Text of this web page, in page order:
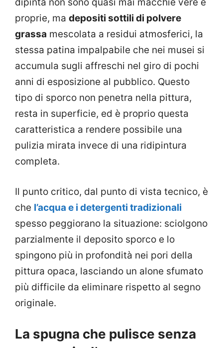
dipinta non sono quasi mai macchie vere e
proprie, ma depositi sottili di polvere
grassa mescolata a residui atmosferici, la
stessa patina impalpabile che nei musei si
accumula sugli affreschi nel giro di pochi
anni di esposizione al pubblico. Questo
tipo di sporco non penetra nella pittura,
resta in superficie, ed è proprio questa
caratteristica a rendere possibile una
pulizia mirata invece di una ridipintura
completa.
Il punto critico, dal punto di vista tecnico, è
che l’acqua e i detergenti tradizionali
spesso peggiorano la situazione: sciolgono
parzialmente il deposito sporco e lo
spingono più in profondità nei pori della
pittura opaca, lasciando un alone sfumato
più difficile da eliminare rispetto al segno
originale.
La spugna che pulisce senza